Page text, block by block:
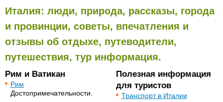
Италия: люди, природа, рассказы, города
и провинции, советы, впечатления и
отзывы об отдыхе, путеводители,
путешествия, тур информация.
Рим и Ватикан
Рим
Достопримечательности.
Полезная информация
для туристов
Транспорт в Италии